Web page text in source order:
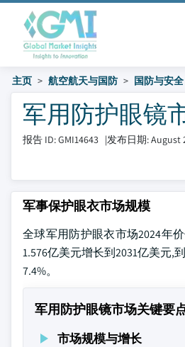
主页 航空航天与国防 国防与安全
军用防护眼镜
报告 ID: GMI14643 |发布日期: August
军事保护眼衣市场规模
全球军用防护眼衣市场2024年
1.576亿美元增长到2031亿美元,
7.4%。
军用防护眼镜市场关键要
市场规模与增长